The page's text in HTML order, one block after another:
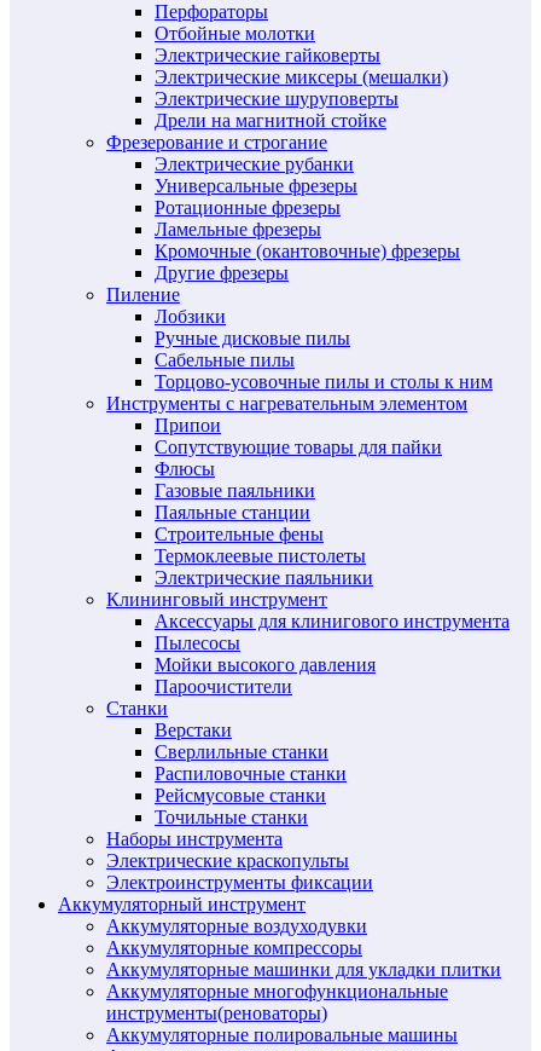
Перфораторы
Отбойные молотки
Электрические гайковерты
Электрические миксеры (мешалки)
Электрические шуруповерты
Дрели на магнитной стойке
Фрезерование и строгание
Электрические рубанки
Универсальные фрезеры
Ротационные фрезеры
Ламельные фрезеры
Кромочные (окантовочные) фрезеры
Другие фрезеры
Пиление
Лобзики
Ручные дисковые пилы
Сабельные пилы
Торцово-усовочные пилы и столы к ним
Инструменты с нагревательным элементом
Припои
Сопутствующие товары для пайки
Флюсы
Газовые паяльники
Паяльные станции
Строительные фены
Термоклеевые пистолеты
Электрические паяльники
Клининговый инструмент
Аксессуары для клинигового инструмента
Пылесосы
Мойки высокого давления
Пароочистители
Станки
Верстаки
Сверлильные станки
Распиловочные станки
Рейсмусовые станки
Точильные станки
Наборы инструмента
Электрические краскопульты
Электроинструменты фиксации
Аккумуляторный инструмент
Аккумуляторные воздуходувки
Аккумуляторные компрессоры
Аккумуляторные машинки для укладки плитки
Аккумуляторные многофункциональные
инструменты(реноваторы)
Аккумуляторные полировальные машины